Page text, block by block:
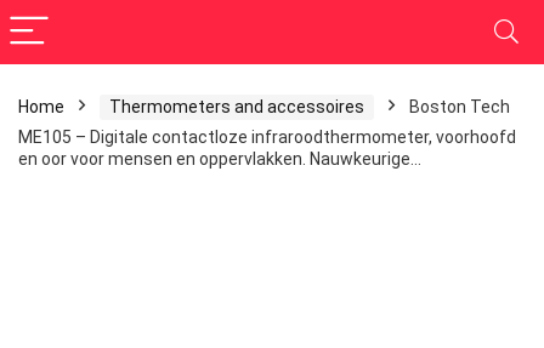
Home Thermometers and accessoires
Boston Tech
ME105 – Digitale contactloze infraroodthermometer, voorhoofd
en oor voor mensen en oppervlakken. Nauwkeurige…